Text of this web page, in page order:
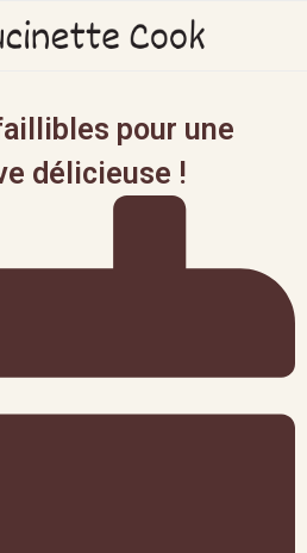
pour une
délicieuse !